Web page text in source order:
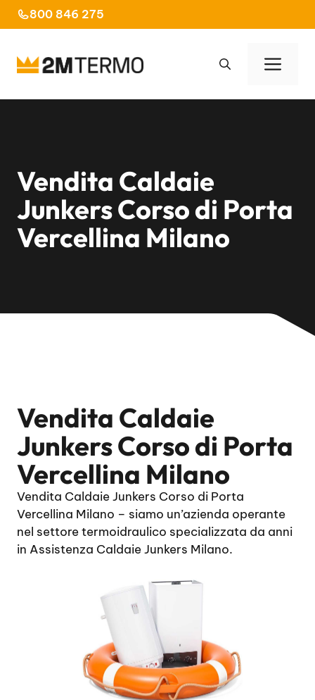
al
800 846 275
Vendita Caldaie
Junkers Corso di Porta
Vercellina Milano
Vendita Caldaie
Junkers Corso di Porta
Vercellina Milano
Vendita Caldaie Junkers Corso di Porta
Vercellina Milano – siamo un’azienda operante
nel settore termoidraulico specializzata da anni
in Assistenza Caldaie Junkers Milano.